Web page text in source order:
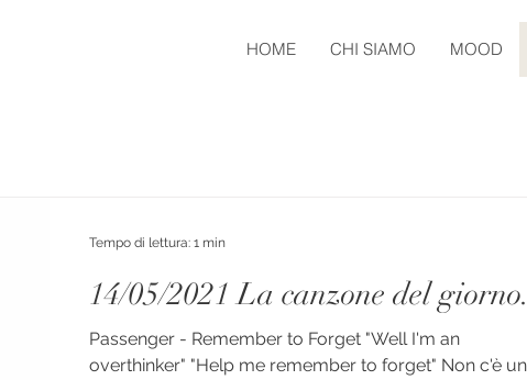
HOME CHI SIAMO MOOD
14/05/2021 La canzone del giorno.
Passenger - Remember to Forget "Well I'm an
overthinker" "Help me remember to forget" Non c'è un
Tempo di lettura: 1 min